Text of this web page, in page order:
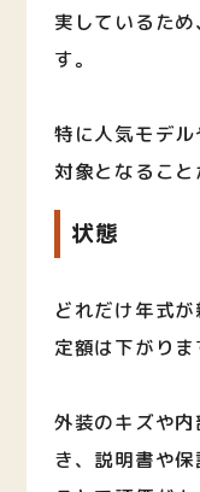
実しているた
す。
特に人気モデ
対象となること
状態
どれだけ年式
定額は下がりま
外装のキズや
き、説明書や